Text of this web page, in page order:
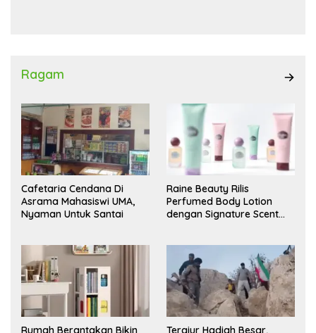
Ragam
Cafetaria Cendana Di
Asrama Mahasiswi UMA,
Nyaman Untuk Santai
Raine Beauty Rilis
Perfumed Body Lotion
dengan Signature Scent
Rumah Berantakan Bikin Tergiur Hadiah Besar,